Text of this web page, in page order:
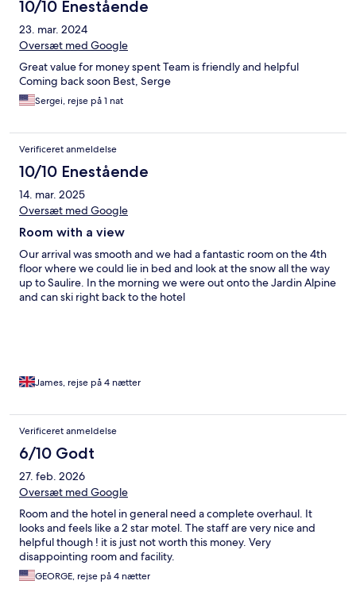
10/10 Enestående
23. mar. 2024
Oversæt med Google
Great value for money spent Team is friendly and helpful
Coming back soon Best, Serge
Sergei, rejse på 1 nat
Verificeret anmeldelse
10/10 Enestående
14. mar. 2025
Oversæt med Google
Room with a view
Our arrival was smooth and we had a fantastic room on the 4th
floor where we could lie in bed and look at the snow all the way
up to Saulire. In the morning we were out onto the Jardin Alpine
and can ski right back to the hotel
James, rejse på 4 nætter
Verificeret anmeldelse
6/10 Godt
27. feb. 2026
Oversæt med Google
Room and the hotel in general need a complete overhaul. It
looks and feels like a 2 star motel. The staff are very nice and
helpful though ! it is just not worth this money. Very
disappointing room and facility.
GEORGE, rejse på 4 nætter